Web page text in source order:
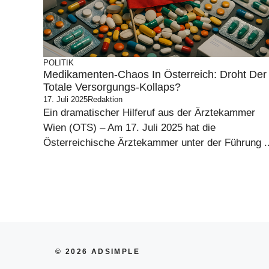
POLITIK
Medikamenten-Chaos In Österreich: Droht Der
Totale Versorgungs-Kollaps?
17. Juli 2025Redaktion
Ein dramatischer Hilferuf aus der Ärztekammer
Wien (OTS) – Am 17. Juli 2025 hat die
Österreichische Ärztekammer unter der Führung
© 2026 ADSIMPLE